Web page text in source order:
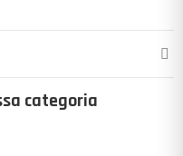
categoria